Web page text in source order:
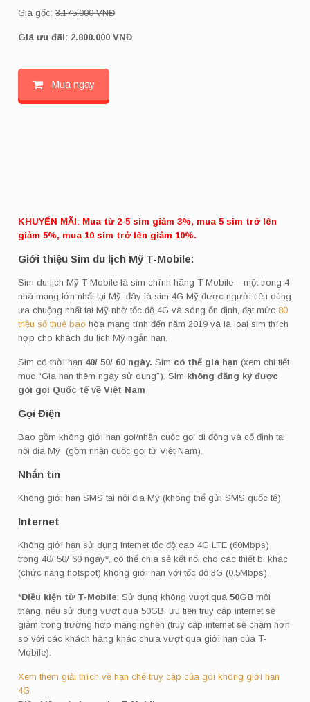
Giá gốc:3.175.000 VNĐ
Giá ưu đãi: 2.800.000 VNĐ
Mua ngay
KHUYẾN MÃI: Mua từ 2-5 sim giảm 3%, mua 5 sim trở lên
giảm 5%, mua 10 sim trở lên giảm 10%.
Giới thiệu Sim du lịch Mỹ T-Mobile:
Sim du lịch Mỹ T-Mobile là sim chính hãng T-Mobile – một trong 4
nhà mạng lớn nhất tại Mỹ: đây là sim 4G Mỹ được người tiêu dùng
ưa chuộng nhất tại Mỹ nhờ tốc độ 4G và sóng ổn định, đạt mức80
triệu số thuê bao hòa mạng tính đến năm 2019 và là loại sim thích
hợp cho khách du lịch Mỹ ngắn hạn.
Sim có thời hạn 40/ 50/ 60 ngày. Sim có thể gia hạn (xem chi tiết
mục “Gia hạn thêm ngày sử dụng”). Sim không đăng ký được
gói gọi Quốc tế về Việt Nam
Gọi Điện
Bao gồm không giới hạn gọi/nhận cuộc gọi di động và cố định tại
nội địa Mỹ (gồm nhận cuộc gọi từ Việt Nam).
Nhắn tin
Không giới hạn SMS tại nội địa Mỹ (không thể gửi SMS quốc tế).
Internet
Không giới hạn sử dụng internet tốc độ cao 4G LTE (60Mbps)
trong 40/ 50/ 60 ngày*, có thể chia sẻ kết nối cho các thiết bị khác
(chức năng hotspot) không giới hạn với tốc độ 3G (0.5Mbps).
*Điều kiện từ T-Mobile: Sử dụng không vượt quá 50GB mỗi
tháng, nếu sử dụng vượt quá 50GB, ưu tiên truy cập internet sẽ
giảm trong trường hợp mạng nghẽn (truy cập internet sẽ chậm hơn
so với các khách hàng khác chưa vượt qua giới hạn của T-
Mobile).
Xem thêm giải thích về hạn chế truy cập của gói không giới hạn
4G